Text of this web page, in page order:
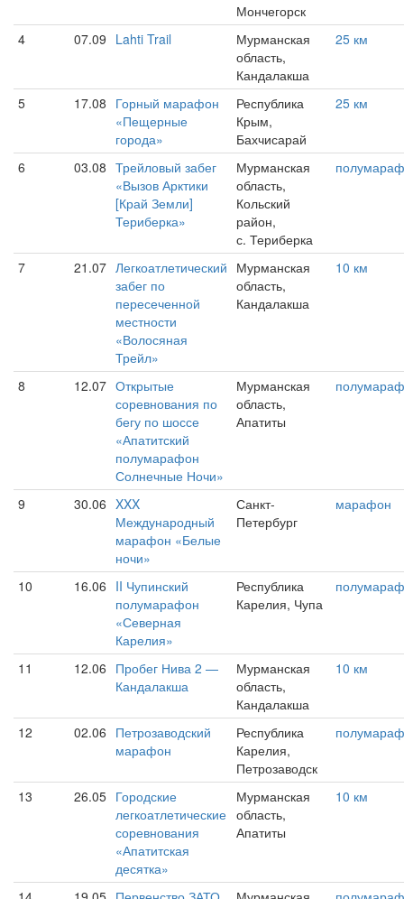
Мончегорск
4
07.09 Lahti Trail
Мурманская
область,
Кандалакша
25 км
5 17.08 Горный марафон
«Пещерные
города»
Республика
Крым,
Бахчисарай
25 км
6 03.08 Трейловый забег
«Вызов Арктики
[Край Земли]
Териберка»
Мурманская
область,
Кольский
район,
с. Териберка
7 21.07 Легкоатлетический
забег по
пересеченной
местности
«Волосяная
Трейл»
Мурманская
область,
Кандалакша
10 км
8 12.07 Открытые
соревнования по
бегу по шоссе
«Апатитский
полумарафон
Солнечные Ночи»
Мурманская
область,
Апатиты
9 30.06 XXX
Международный
марафон «Белые
ночи»
Санкт-
Петербург
марафон
10 16.06 II Чупинский
полумарафон
«Северная
Карелия»
Республика
Карелия, Чупа
11 12.06 Пробег Нива 2 —
Кандалакша
Мурманская
область,
Кандалакша
10 км
12 02.06 Петрозаводский
марафон
Республика
Карелия,
Петрозаводск
13 26.05 Городские
легкоатлетические
соревнования
«Апатитская
десятка»
Мурманская
область,
Апатиты
10 км